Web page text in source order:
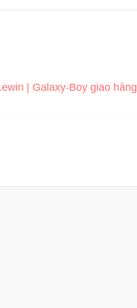
| Galaxy-Boy giao hàng